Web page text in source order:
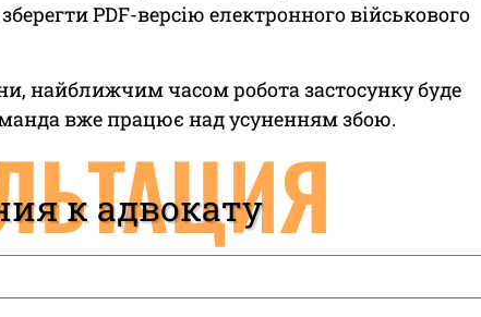
PDF-версію електронного військового
найближчим часом робота застосунку буде
вже працює над усуненням збою.
к адвокату